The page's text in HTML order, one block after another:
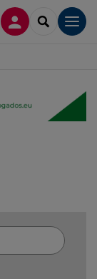
CONNEXION